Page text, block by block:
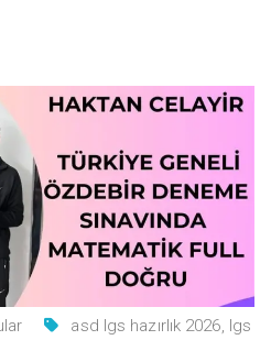
asd lgs hazırlık 2026, lgs